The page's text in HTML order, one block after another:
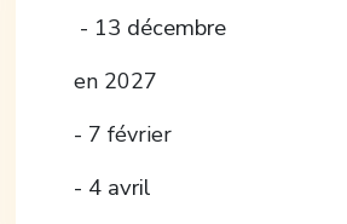
- 13 décembre
en 2027
- 7 février
- 4 avril